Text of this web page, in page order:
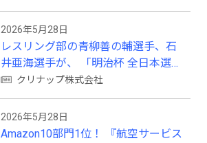
2026年5月28日
レスリング部の青柳善の輔選手、石
井亜海選手が、 「明治杯 全日本選抜
レスリング選手権大会」で優勝！！
クリナップ株式会社
2026年5月28日
Amazon10部門1位！ 『航空サービス